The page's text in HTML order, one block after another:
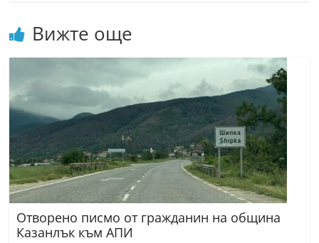
Вижте още
Отворено писмо от гражданин на община
Казанлък към АПИ